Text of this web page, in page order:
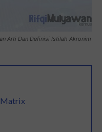
Arti Dan Definisi Istilah Akronim
Matrix